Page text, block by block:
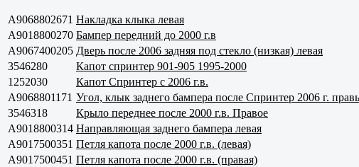
A9068802671 Накладка клыка левая
A9018800270 Бампер передний до 2000 г.в
A9067400205 Дверь после 2006 задняя под стекло (низкая) левая
3546280
Капот спринтер 901-905 1995-2000
1252030
Капот Спринтер c 2006 г.в.
A9068801171 Угол, клык заднего бампера после Спринтер 2006 г.
3546318
Крыло переднее после 2000 г.в. Правое
A9018800314 Направляющая заднего бампера левая
A9017500351 Петля капота после 2000 г.в. (левая)
A9017500451 Петля капота после 2000 г.в. (правая)